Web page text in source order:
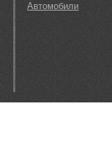
Автомобили